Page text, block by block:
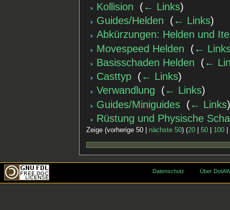
Kollision
(← Links)
Guides/Helden
(← Links)
Abkürzungen: Helden und
Movespeed Helden
(←
Basisschaden Helden
(←
Casttyp (← Links)
Verwandlung
(← Links)
Guides/Miniguides (← Links
Rüstung und Physische
Zeige (vorherige 50 | nächste 50) (20 |50 100
Datenschutz Über